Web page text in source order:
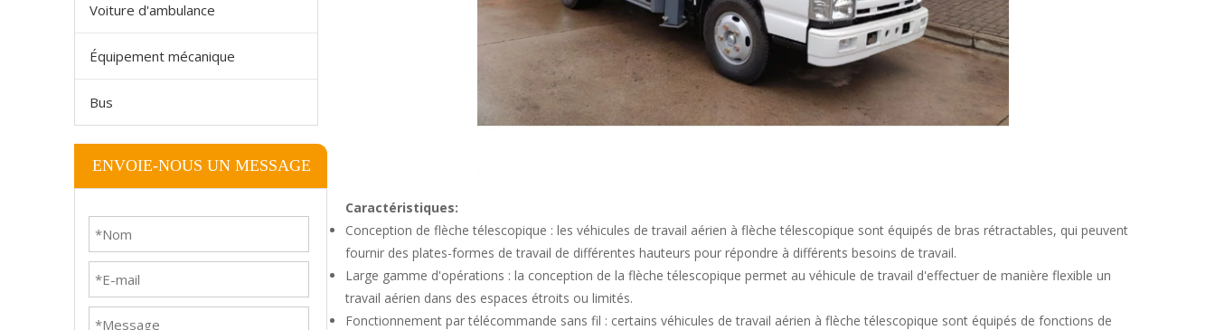
Voiture d'ambulance
Équipement mécanique
Bus
ENVOIE-NOUS UN MESSAGE
Caractéristiques:
Conception de flèche télescopique : les véhicules de travail aérien à flèche télescopique sont équipés de bras rétractables, qui peuvent
fournir des plates-formes de travail de différentes hauteurs pour répondre à différents besoins de travail.
Large gamme d'opérations : la conception de la flèche télescopique permet au véhicule de travail d'effectuer de manière flexible un
travail aérien dans des espaces étroits ou limités.
Fonctionnement par télécommande sans fil : certains véhicules de travail aérien à flèche télescopique sont équipés de fonctions de